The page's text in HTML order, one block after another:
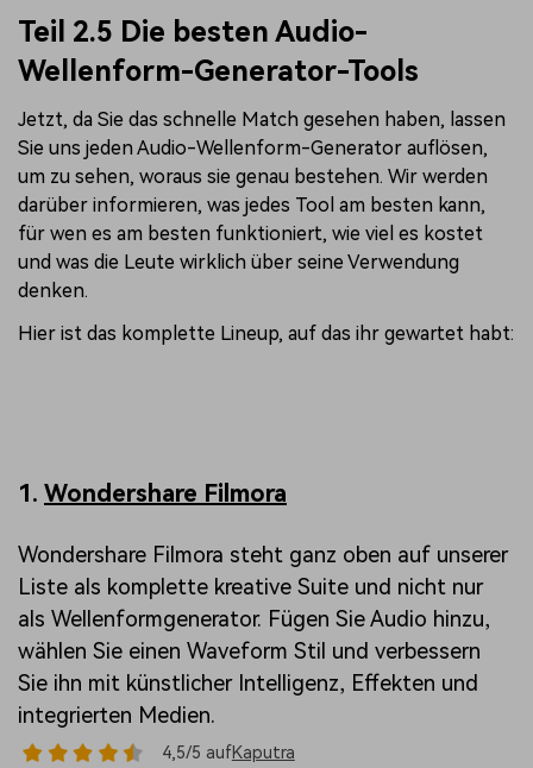
Teil 2.5 Die besten Audio-
Wellenform-Generator-Tools
Jetzt, da Sie das schnelle Match gesehen haben, lassen
Sie uns jeden Audio-Wellenform-Generator auflösen,
um zu sehen, woraus sie genau bestehen. Wir werden
darüber informieren, was jedes Tool am besten kann,
für wen es am besten funktioniert, wie viel es kostet
und was die Leute wirklich über seine Verwendung
denken.
Hier ist das komplette Lineup, auf das ihr gewartet habt:
1. Wondershare Filmora
Wondershare Filmora steht ganz oben auf unserer
Liste als komplette kreative Suite und nicht nur
als Wellenformgenerator. Fügen Sie Audio hinzu,
wählen Sie einen Waveform Stil und verbessern
Sie ihn mit künstlicher Intelligenz, Effekten und
integrierten Medien.
4,5/5 aufKaputra